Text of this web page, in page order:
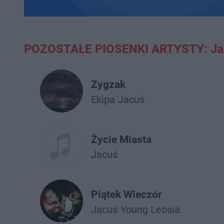
POZOSTAŁE PIOSENKI ARTYSTY:
Zygzak
Ekipa Jacuś
Życie Miasta
Jacuś
Piątek Wieczór
Jacuś Young Leosia